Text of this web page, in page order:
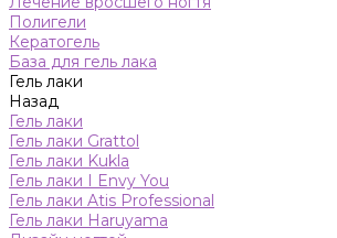
Полигели
Кератогель
База для гель лака
Гель лаки
Назад
Гель лаки
Гель лаки Grattol
Гель лаки Kukla
Гель лаки I Envy You
Гель лаки Atis Professional
Гель лаки Haruyama